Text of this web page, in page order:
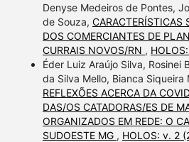
Denyse Medeiros de Pontes,
de Souza, CARACTERÍSTICAS
DOS COMERCIANTES DE
CURRAIS NOVOS/RN ,
Éder Luiz Araújo Silva, Rosinei
da Silva Mello, Bianca Siqueira
REFLEXÕES ACERCA DA
DAS/OS CATADORAS/ES DE
ORGANIZADOS EM REDE: O
SUDOESTE MG , HOLOS: v. 2